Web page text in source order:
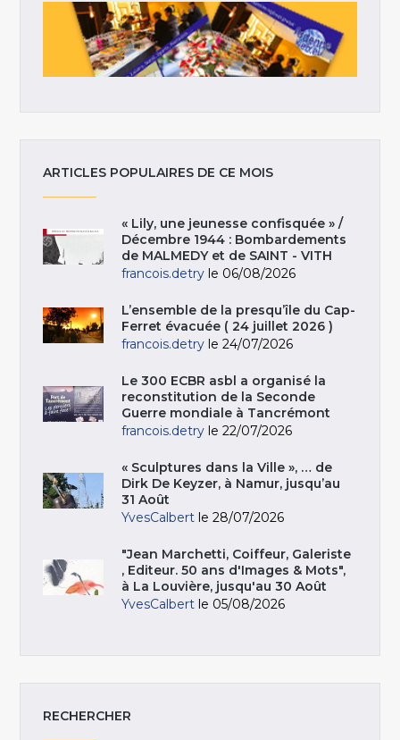
ARTICLES POPULAIRES DE CE MOIS
« Lily, une jeunesse confisquée » /
Décembre 1944 : Bombardements
de MALMEDY et de SAINT - VITH
francois.detry le 06/08/2026
L’ensemble de la presqu’île du Cap-
Ferret évacuée ( 24 juillet 2026 )
francois.detry le 24/07/2026
Le 300 ECBR asbl a organisé la
reconstitution de la Seconde
Guerre mondiale à Tancrémont
francois.detry le 22/07/2026
« Sculptures dans la Ville », … de
Dirk De Keyzer, à Namur, jusqu’au
31 Août
YvesCalbert le 28/07/2026
"Jean Marchetti, Coiffeur, Galeriste
, Editeur. 50 ans d'Images & Mots",
à La Louvière, jusqu'au 30 Août
YvesCalbert le 05/08/2026
RECHERCHER